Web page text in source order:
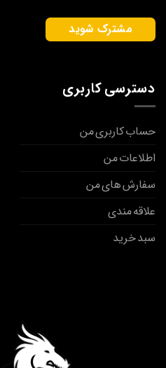
دسترسی کاربری
حساب کاربری من
اطلاعات من
سفارش های من
علاقه مندی
سبد خرید